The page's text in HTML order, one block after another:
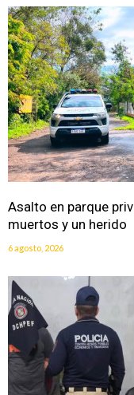
Asalto en parque
muertos y un herido
6 agosto, 2026